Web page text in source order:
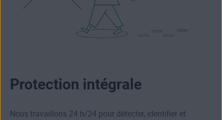
Protection intégrale
Nous travaillons 24 h/24 pour détecter, identifier et